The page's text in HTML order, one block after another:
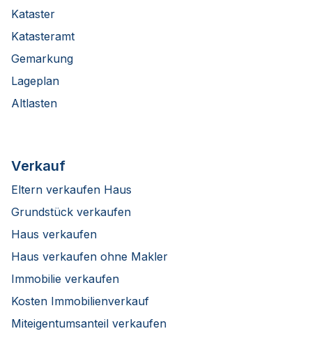
Kataster
Katasteramt
Gemarkung
Lageplan
Altlasten
Verkauf
Eltern verkaufen Haus
Grundstück verkaufen
Haus verkaufen
Haus verkaufen ohne Makler
Immobilie verkaufen
Kosten Immobilienverkauf
Miteigentumsanteil verkaufen